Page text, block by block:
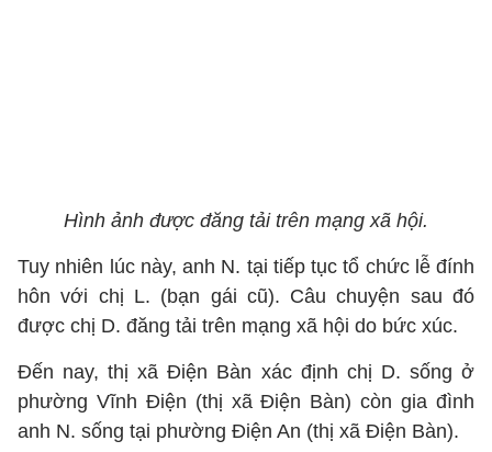
Hình ảnh được đăng tải trên mạng xã hội.
Tuy nhiên lúc này, anh N. tại tiếp tục tổ chức lễ đính
hôn với chị L. (bạn gái cũ). Câu chuyện sau đó
được chị D. đăng tải trên mạng xã hội do bức xúc.
Đến nay, thị xã Điện Bàn xác định chị D. sống ở
phường Vĩnh Điện (thị xã Điện Bàn) còn gia đình
anh N. sống tại phường Điện An (thị xã Điện Bàn).